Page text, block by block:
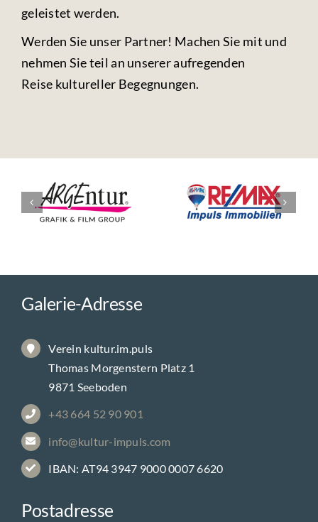
geleistet werden.
Werden Sie unser Partner! Machen Sie mit und
nehmen Sie teil an unserer aufregenden
Reise kultureller Begegnungen.
Galerie-Adresse
Verein kultur.im.puls
Thomas Morgenstern Platz 1
9871 Seeboden
+43 664 52 90 901
info@kultur-impuls.com
IBAN: AT94 3947 9000 0007 6620
Postadresse